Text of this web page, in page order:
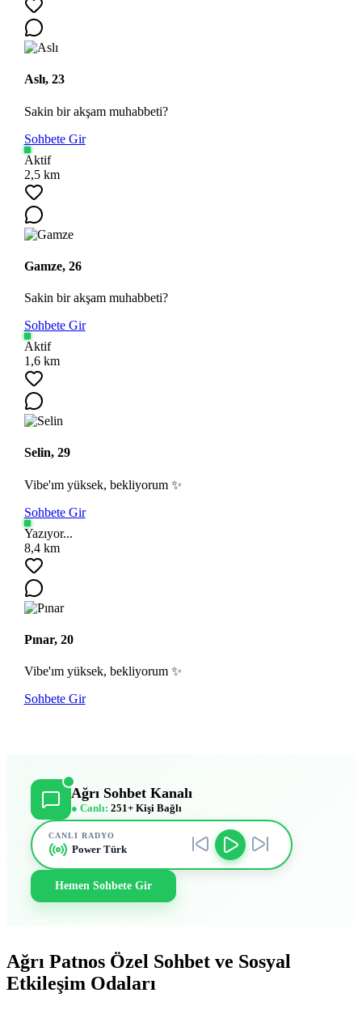
Aslı, 23
Sakin bir akşam muhabbeti?
Sohbete Gir
Aktif
2,5 km
Gamze, 26
Sakin bir akşam muhabbeti?
Sohbete Gir
Aktif
1,6 km
Selin, 29
Vibe'ım yüksek, bekliyorum ✨
Sohbete Gir
Yazıyor...
8,4 km
Pınar, 20
Vibe'ım yüksek, bekliyorum ✨
Sohbete Gir
Ağrı Sohbet Kanalı
● Canlı: 251+ Kişi Bağlı
CANLI RADYO
Power Türk
Hemen Sohbete Gir
Ağrı Patnos Özel Sohbet ve Sosyal
Etkileşim Odaları